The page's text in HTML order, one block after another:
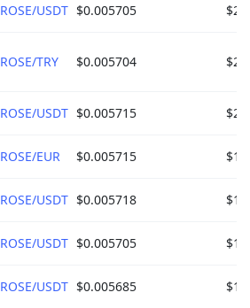
ROSE/USDT $0.005705
ROSE/TRY $0.005704
ROSE/USDT $0.005715
ROSE/EUR $0.005715
ROSE/USDT $0.005718
ROSE/USDT $0.005705
ROSE/USDT $0.005685